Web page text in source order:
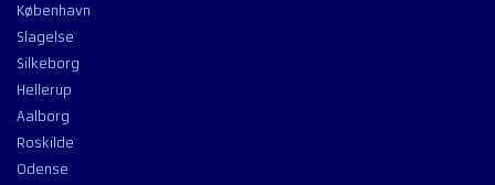
København
Slagelse
Silkeborg
Hellerup
Aalborg
Roskilde
Odense